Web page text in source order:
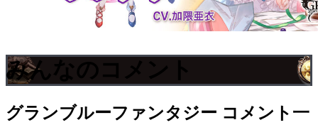
みんなのコメント
グランブルーファンタジー コメント一